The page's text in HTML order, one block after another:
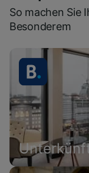
So machen Sie
Besonderem